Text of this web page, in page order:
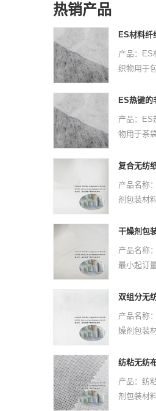
热销产品
产品：ES
织物用于
非织造技
样本：可
要收集
应用程序
罩，尿布
头套，卫生
包装（25-
ES热键的
产品：ES
物用于茶
非织造技
样本：可
要收集
应用程序
罩，尿布
头套，卫生
包装（25-
产品名称
剂包装材
材质：复
Pantone
重量：根
度
和订单后
产品名称
最小起订
规格：定
重量：根
度
交货时间
产品名称
燥剂包装
材质：双
产品：纺
剂包装材